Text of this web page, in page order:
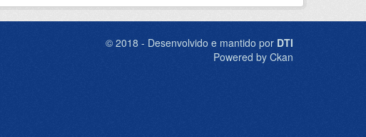
© 2018 - Desenvolvido e mantido por DTI
Powered by Ckan